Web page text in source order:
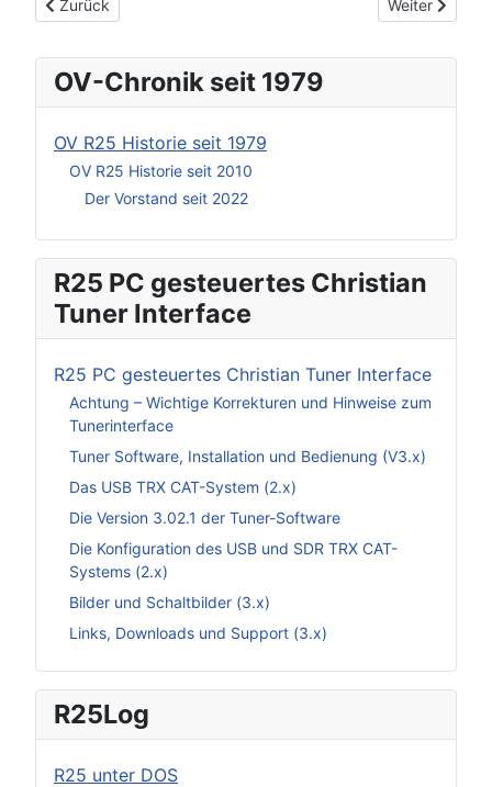
OV-Chronik seit 1979
OV R25 Historie seit 1979
OV R25 Historie seit 2010
Der Vorstand seit 2022
R25 PC gesteuertes Christian
Tuner Interface
R25 PC gesteuertes Christian Tuner Interface
Achtung – Wichtige Korrekturen und Hinweise zum
Tunerinterface
Tuner Software, Installation und Bedienung (V3.x)
Das USB TRX CAT-System (2.x)
Die Version 3.02.1 der Tuner-Software
Die Konfiguration des USB und SDR TRX CAT-
Systems (2.x)
Bilder und Schaltbilder (3.x)
Links, Downloads und Support (3.x)
R25Log
R25 unter DOS
Vorheriger Beitrag: Download für R25DOS
Zurück Nächster
Weiter